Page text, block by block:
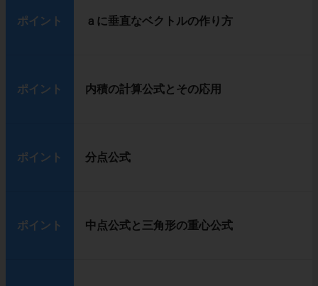
ポイント ａに垂直なベクトルの作り方
ポイント 内積の計算公式とその応用
ポイント 分点公式
ポイント 中点公式と三角形の重心公式